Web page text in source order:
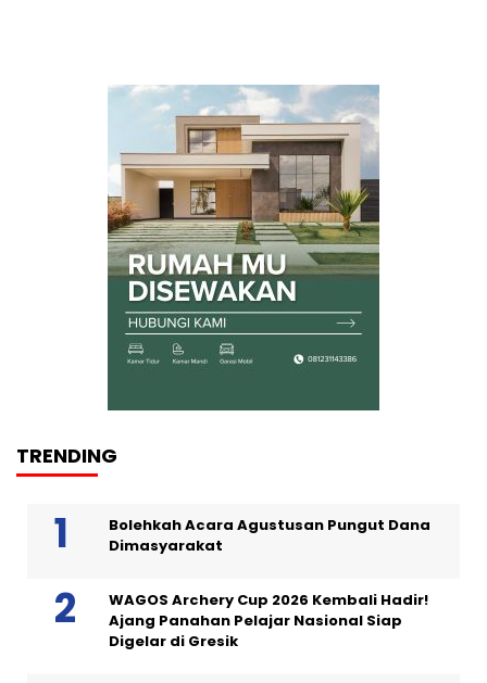
TRENDING
Bolehkah Acara Agustusan Pungut Dana
Dimasyarakat
WAGOS Archery Cup 2026 Kembali Hadir!
Ajang Panahan Pelajar Nasional Siap
Digelar di Gresik